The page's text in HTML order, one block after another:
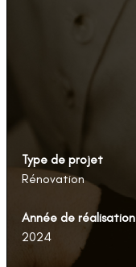
Type de projet
Rénovation
Année de réalisation
2024